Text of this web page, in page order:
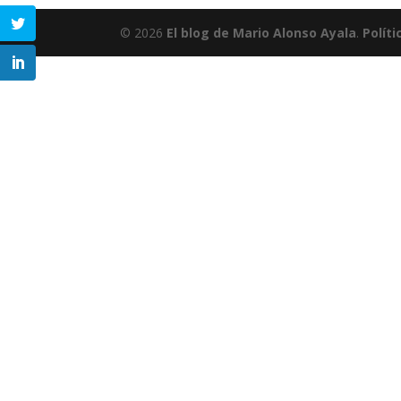
© 2026 El blog de Mario Alonso Ayala.